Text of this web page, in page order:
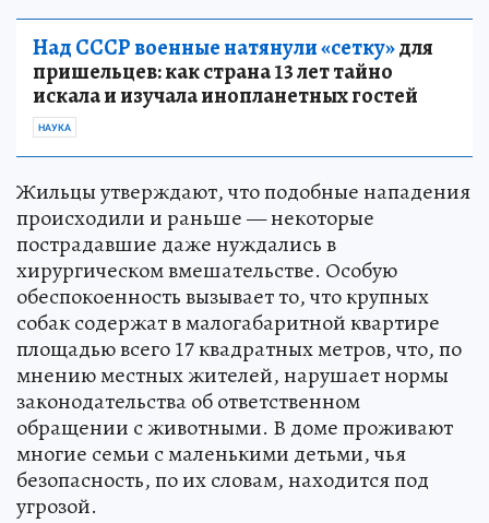
Над СССР военные натянули «сетку»для
пришельцев: как страна 13 лет тайно
искала и изучала инопланетных гостей
НАУКА
Жильцы утверждают, что подобные нападения
происходили и раньше — некоторые
пострадавшие даже нуждались в
хирургическом вмешательстве. Особую
обеспокоенность вызывает то, что крупных
собак содержат в малогабаритной квартире
площадью всего 17 квадратных метров, что, по
мнению местных жителей, нарушает нормы
законодательства об ответственном
обращении с животными. В доме проживают
многие семьи с маленькими детьми, чья
безопасность, по их словам, находится под
угрозой.